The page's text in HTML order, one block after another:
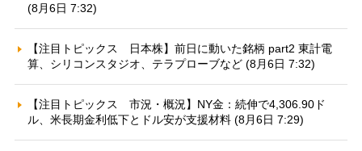
(8月6日 7:32)
【注目トピックス 日本株】前日に動いた銘柄 part2 東計電
算、シリコンスタジオ、テラプローブなど (8月6日 7:32)
【注目トピックス 市況・概況】NY金：続伸で4,306.90ド
ル、米長期金利低下とドル安が支援材料 (8月6日 7:29)